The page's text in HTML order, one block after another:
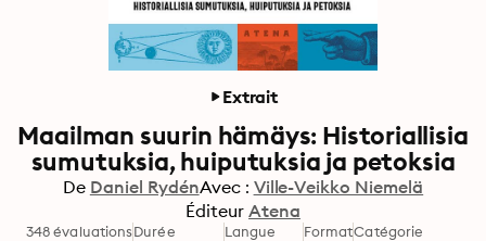
Extrait
Maailman suurin hämäys: Historiallisia
sumutuksia, huiputuksia ja petoksia
De Daniel RydénAvec : Ville-Veikko Niemelä
Éditeur Atena
348 évaluationsDurée Langue FormatCatégorie